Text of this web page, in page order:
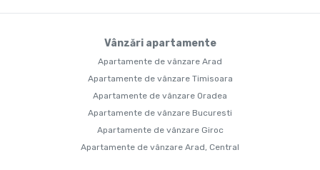
Vânzări apartamente
Apartamente de vânzare Arad
Apartamente de vânzare Timisoara
Apartamente de vânzare Oradea
Apartamente de vânzare Bucuresti
Apartamente de vânzare Giroc
Apartamente de vânzare Arad, Central